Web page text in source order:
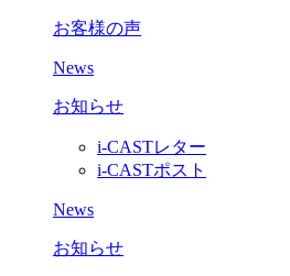
お客様の声
News
お知らせ
i-CASTレター
i-CASTポスト
News
お知らせ